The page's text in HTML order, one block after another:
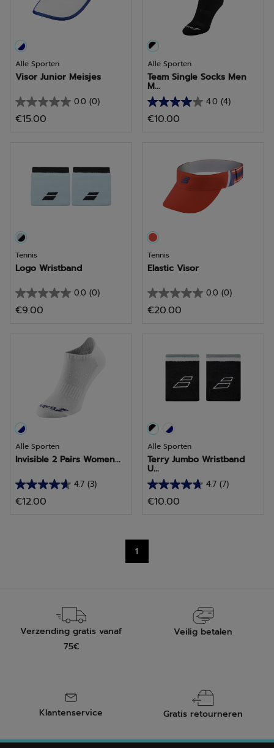
beoordelingen
Alle Sporten
Visor Junior Meisjes
0.0 (0)
0.0
van
sterren.
€15.00
Alle Sporten
Team Single Socks Men
M...
4.0 (4)
4.0
van
sterren.
beoordelingen
€10.00
Tennis
Logo Wristband
0.0 (0)
0.0
van
€9.00
Tennis
Elastic Visor
0.0 (0)
0.0
van
sterren.
€20.00
Alle Sporten
Invisible 2 Pairs Women...
4.7 (3)
4.7
van
€12.00
Alle Sporten
Terry Jumbo Wristband
U...
4.7 (7)
4.7
van
5
7
€10.00
1
Verzending gratis vanaf
75€
Veilig betalen
Klantenservice Gratis retourneren